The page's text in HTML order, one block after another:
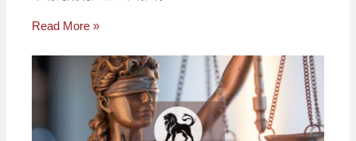
Read More »